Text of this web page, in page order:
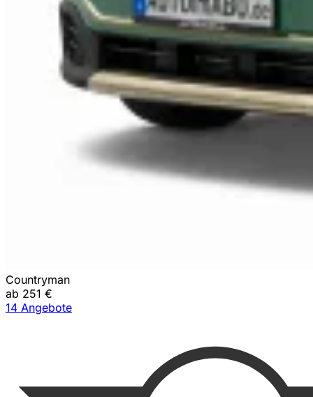
Countryman
ab 251 €
14 Angebote